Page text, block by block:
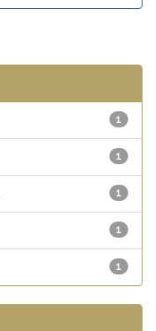
1
1
1
1
1